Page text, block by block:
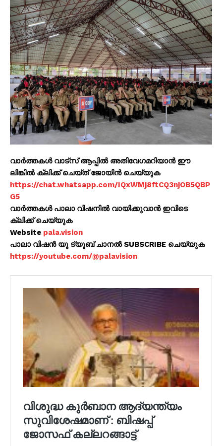
വാർത്തകൾ വാട്സ് ആപ്പിൽ അതിവേഗമറിയാൻ ഈ
ലിങ്കിൽ ക്ലിക്ക് ചെയ്ത് ജോയിൻ ചെയ്യുക
https://chat.whatsapp.com/IQxWMj8ftCQ3njOB5QBP
G5
വാർത്തകൾ പാലാ വിഷനിൽ വായിക്കുവാൻ ഇവിടെ
ക്ലിക്ക് ചെയ്യുക
Website pala.vision
പാലാ വിഷൻ യൂ ട്യൂബ് ചാനൽ SUBSCRIBE ചെയ്യുക
https://youtube.com/@palavision